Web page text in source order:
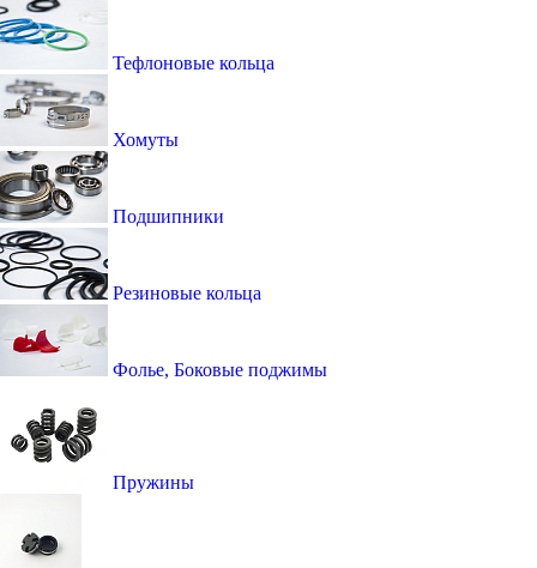
Тефлоновые кольца
Хомуты
Подшипники
Резиновые кольца
Фолье, Боковые поджимы
Пружины